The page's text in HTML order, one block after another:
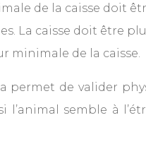
de la caisse doit
La caisse doit être
minimale de la caisse.
permet de valider
semble à